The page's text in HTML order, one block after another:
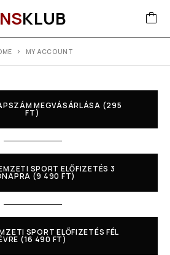
NSKLUB
MY ACCOUNT
MEGVÁSÁRLÁSA (295
FT)
SPORT ELŐFIZETÉS 3
(9 490 FT)
SPORT ELŐFIZETÉS FÉL
(16 490 FT)